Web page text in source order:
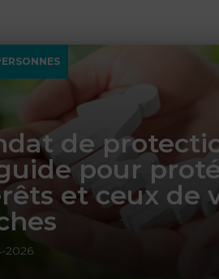
2026
de
pour
et ceux de